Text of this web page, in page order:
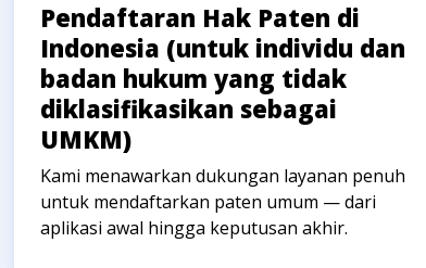
Pendaftaran Hak Paten di
Indonesia (untuk individu dan
badan hukum yang tidak
diklasifikasikan sebagai
UMKM)
Kami menawarkan dukungan layanan penuh
untuk mendaftarkan paten umum — dari
aplikasi awal hingga keputusan akhir.